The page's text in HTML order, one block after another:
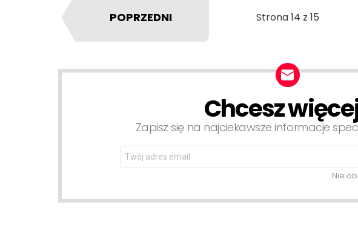
Strona 14 z 15
POPRZEDNI
Chcesz
Zapisz się na najciekawsze informacje
Email
address:
Nie